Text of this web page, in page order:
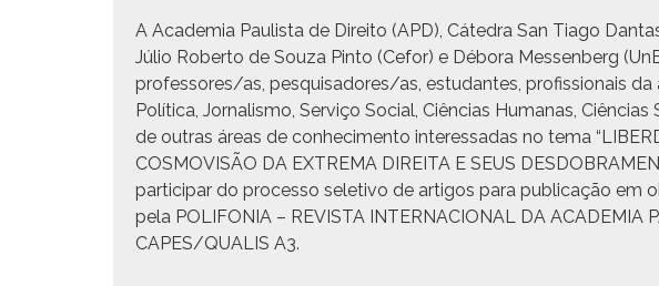
A Acad­e­mia Paulista de Dire­ito (APD), Cát­e­dra San Tia­go
Júlio Rober­to de Souza Pin­to (Cefor) e Déb­o­ra Messen­berg
professores/as, pesquisadores/as, estu­dantes, profis­sion­ais da
Políti­ca, Jor­nal­is­mo, Serviço Social, Ciên­cias Humanas,
de out­ras áreas de con­hec­i­men­to inter­es­sadas no tema
COSMOVISÃO DA EXTREMA DIREITA E SEUS
par­tic­i­par do proces­so sele­ti­vo de arti­gos para pub­li­cação em
pela POLIFONIA – REVISTA INTERNACIONAL DA ACADEMIA
CAPES/QUALIS A3.